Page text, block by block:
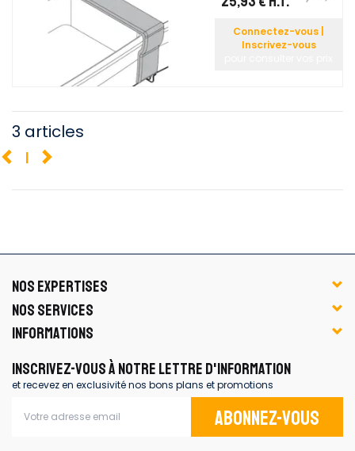
Connectez-vous |
Inscrivez-vous
3 articles
1
NOS EXPERTISES
NOS SERVICES
INFORMATIONS
INSCRIVEZ-VOUS À NOTRE LETTRE D'INFORMATION
et recevez en exclusivité nos bons plans et promotions
Abonnez-vous